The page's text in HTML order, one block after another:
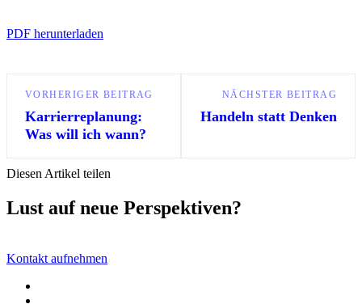
PDF herunterladen
VORHERIGER BEITRAG
Karrierreplanung:
Was will ich wann?
NÄCHSTER BEITRAG
Handeln statt Denken
Diesen Artikel teilen
Lust auf neue Perspektiven?
Kontakt aufnehmen